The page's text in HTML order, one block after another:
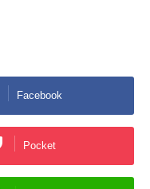
Facebook
Pocket